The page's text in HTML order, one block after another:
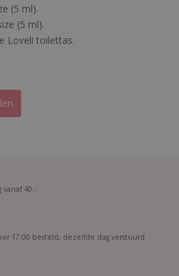
(5 ml).
(5 ml).
Loveli toilettas.
vanaf40.-
17:00 besteld, dezelfde dag verstuurd